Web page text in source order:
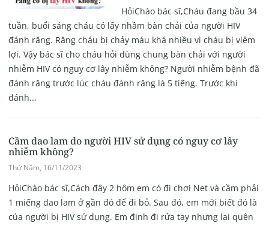
HỏiChào bác sĩ,Cháu đang bầu 34
tuần, buổi sáng cháu có lấy nhầm bàn chải của người HIV
đánh răng. Răng cháu bị chảy máu khá nhiều vì cháu bị viêm
lợi. Vậy bác sĩ cho cháu hỏi dùng chung bàn chải với người
nhiễm HIV có nguy cơ lây nhiễm không? Người nhiễm bệnh đã
đánh răng trước lúc cháu đánh răng là 5 tiếng. Trước khi
đánh...
Cầm dao lam do người HIV sử dụng có nguy cơ lây
nhiễm không?
Thứ Năm, 16/11/2023
HỏiChào bác sĩ,Cách đây 2 hôm em có đi chơi Net và cầm phải
1 miếng dao lam ở gần đó để đi bỏ. Sau đó, em mới biết đó là
của người bị HIV sử dụng. Em định đi rửa tay nhưng lại quên